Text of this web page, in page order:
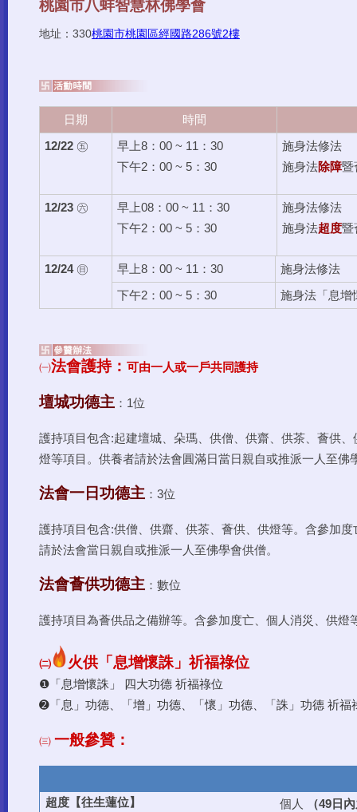
地址： 330桃園市桃園區經國路286號2樓
日期 時間
12/22 ㊄
早上8：00 ~ 11：30
下午2：00 ~ 5：30
施身法修法
施身法除障暨
12/23 ㊅
早上08：00 ~ 11：30
下午2：00 ~ 5：30
施身法修法
施身法超度暨
12/24㊐ 早上8：00 ~ 11：30 施身法修法
下午2：00 ~ 5：30 施身法「息增
㈠法會護持： 可由一人或一戶共同護持
壇城功德主 ：1位
護持項目包含:起建壇城、朵瑪、供僧、供齋、供茶、薈供
燈等項目。供養者請於法會圓滿日當日親自或推派一人至佛
法會一日功德主 ：3位
護持項目包含:供僧、供齋、供茶、薈供、供燈等。含參加
請於法會當日親自或推派一人至佛學會供僧。
法會薈供功德主 ：數位
護持項目為薈供品之備辦等。含參加度亡、個人消災、供燈
㈡ 火供「 息增懷誅」祈福祿位
❶「息增懷誅」 四大功德 祈福祿位
➋「息」功德、
「 增」功德、 「懷」功德、 「 誅」功德 祈福
㈢ 一般參贊：
超度【往生蓮位】 個人 （49日